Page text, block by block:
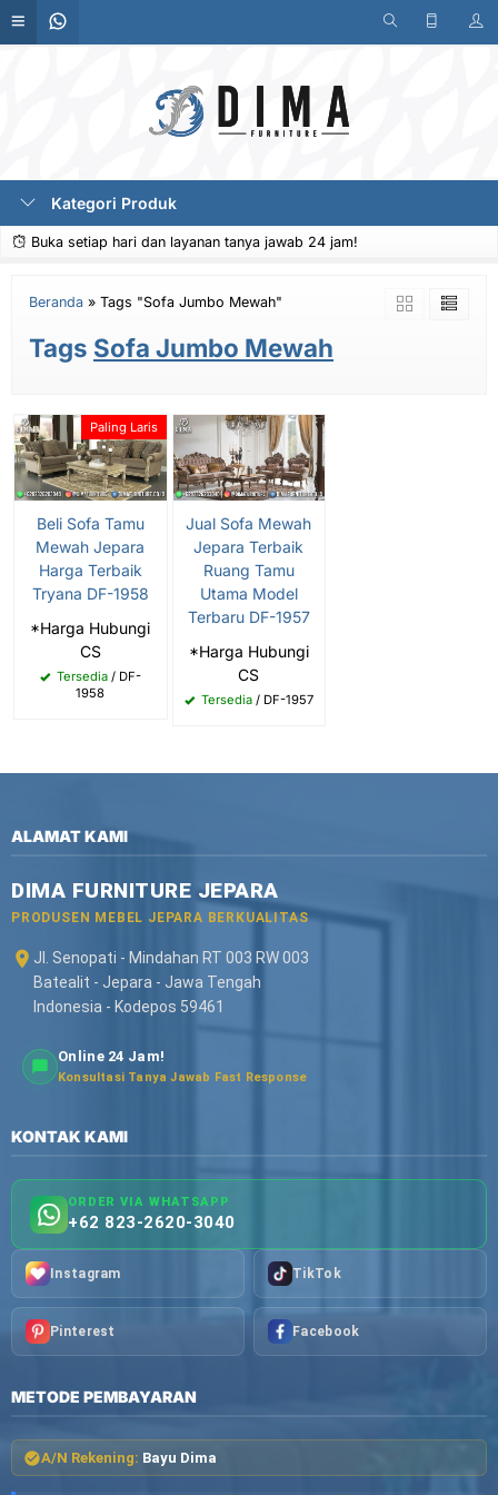
Kategori Produk
Buka setiap hari dan layanan tanya jawab 24 jam!
Beranda » Tags "Sofa Jumbo Mewah"
Tags Sofa Jumbo Mewah
Paling Laris
Beli Sofa Tamu
Mewah Jepara
Harga Terbaik
Tryana DF-1958
*Harga Hubungi
CS
Tersedia/ DF-
1958
Jual Sofa Mewah
Jepara Terbaik
Ruang Tamu
Utama Model
Terbaru DF-1957
*Harga Hubungi
CS
Tersedia/ DF-1957
ALAMAT KAMI
DIMA FURNITURE JEPARA
PRODUSEN MEBEL JEPARA BERKUALITAS
Jl. Senopati - Mindahan RT 003 RW 003
Batealit - Jepara - Jawa Tengah
Indonesia - Kodepos 59461
Online 24 Jam!
Konsultasi Tanya Jawab Fast Response
KONTAK KAMI
ORDER VIA WHATSAPP
+62 823-2620-3040
Instagram TikTok
Pinterest Facebook
METODE PEMBAYARAN
A/N Rekening: Bayu Dima